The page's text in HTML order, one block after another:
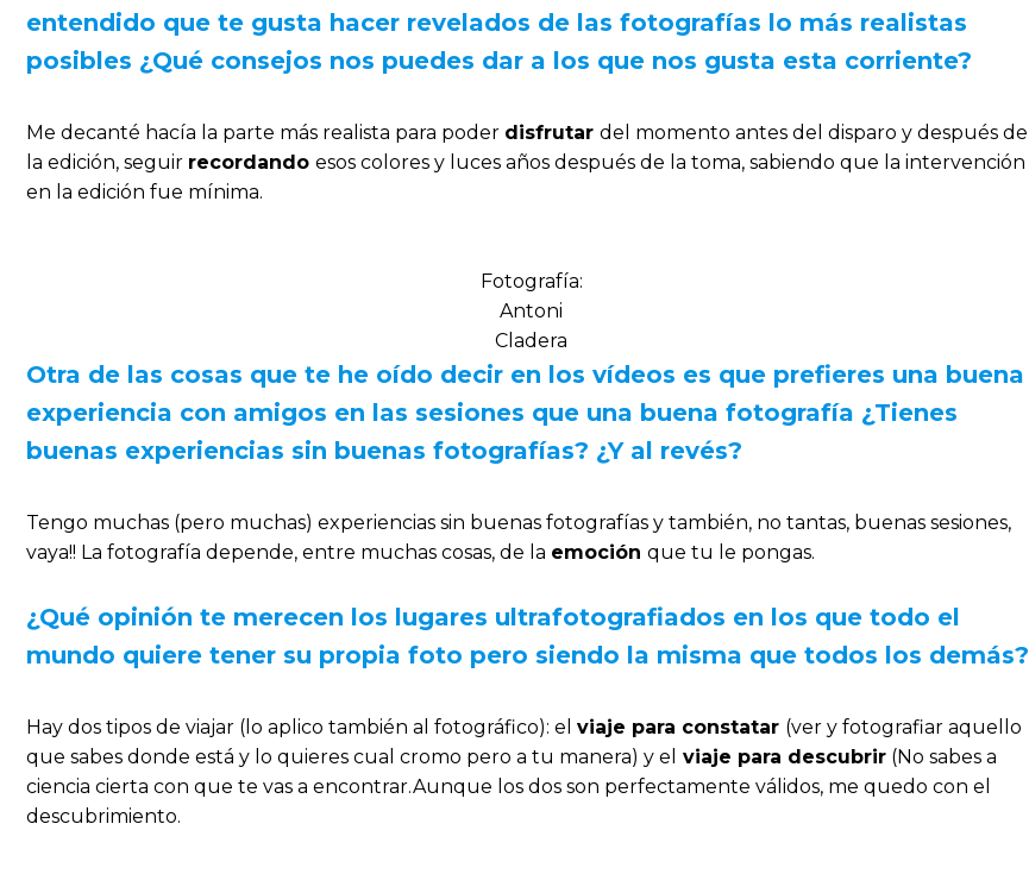
entendido que te gusta hacer revelados de las fotografías lo más realistas
posibles ¿Qué consejos nos puedes dar a los que nos gusta esta corriente?
Me decanté hacía la parte más realista para poder disfrutar del momento antes del disparo y después de
la edición, seguir recordando esos colores y luces años después de la toma, sabiendo que la intervención
en la edición fue mínima.
Fotografía:
Antoni
Cladera
Otra de las cosas que te he oído decir en los vídeos es que prefieres una buena
experiencia con amigos en las sesiones que una buena fotografía ¿Tienes
buenas experiencias sin buenas fotografías? ¿Y al revés?
Tengo muchas (pero muchas) experiencias sin buenas fotografías y también, no tantas, buenas sesiones,
vaya!! La fotografía depende, entre muchas cosas, de la emoción que tu le pongas.
¿Qué opinión te merecen los lugares ultrafotografiados en los que todo el
mundo quiere tener su propia foto pero siendo la misma que todos los demás?
Hay dos tipos de viajar (lo aplico también al fotográfico): el viaje para constatar (ver y fotografiar aquello
que sabes donde está y lo quieres cual cromo pero a tu manera) y el viaje para descubrir (No sabes a
ciencia cierta con que te vas a encontrar.Aunque los dos son perfectamente válidos, me quedo con el
descubrimiento.